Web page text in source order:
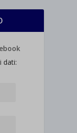
dati: